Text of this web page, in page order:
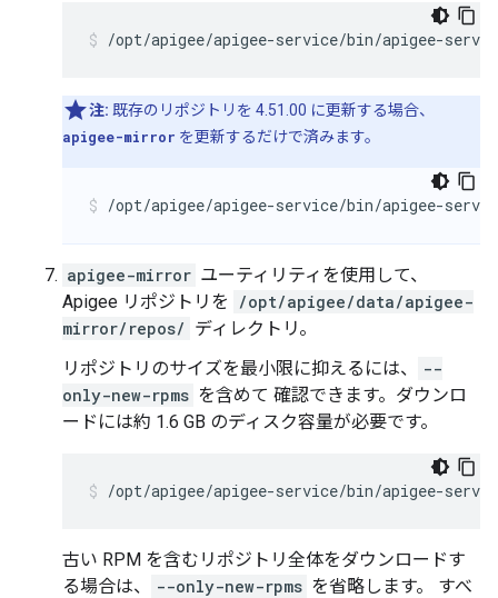
/opt/apigee/apigee-service/bin/apigee-
注: 既存のリポジトリを 4.51.00 に更新する場合、
apigee-mirror を更新するだけで済みます。
/opt/apigee/apigee-service/bin/apigee-
apigee-mirror ユーティリティを使用して、
Apigee リポジトリを
/opt/apigee/data/apigee-
mirror/repos/ ディレクトリ。
リポジトリのサイズを最小限に抑えるには、
--
only-new-rpms を含めて 確認できます。ダウンロ
ードには約 1.6 GB のディスク容量が必要です。
/opt/apigee/apigee-service/bin/apigee-
古い RPM を含むリポジトリ全体をダウンロードす
る場合は、
--only-new-rpms を省略します。 すべ